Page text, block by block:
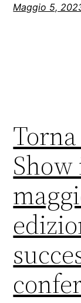
Maggio 5,
Show